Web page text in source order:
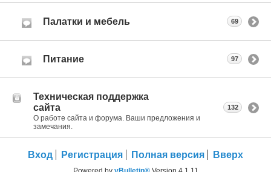
Палатки и мебель 69
Питание 97
Техническая поддержка
сайта
О работе сайта и форума. Ваши предложения и
замечания.
132
Вход Регистрация Полная версия Вверх